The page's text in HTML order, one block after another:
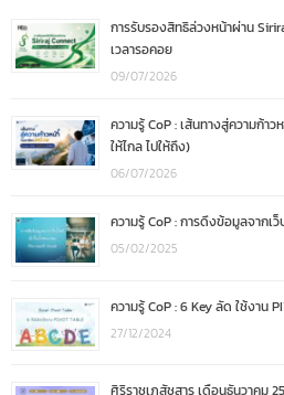
การรับรองสิทธิล่วงหน้าผ่าน
เวลารอคอย
09/07/2026
ความรู้ CoP : เส้นทางสู่ความก้า
ให้ไกล ไปให้ถึง)
06/07/2026
ความรู้ CoP : การดึงข้อมูลจากเ
05/02/2025
ความรู้ CoP : 6 Key ลัด ใช้งาน
27/12/2024
ศิริราชเภสัชสาร เดือนธันวาคม